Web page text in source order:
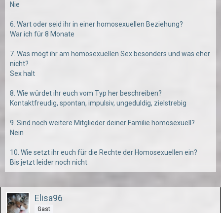
Nie
6. Wart oder seid ihr in einer homosexuellen Beziehung?
War ich für 8 Monate
7. Was mögt ihr am homosexuellen Sex besonders und was eher
nicht?
Sex halt
8. Wie würdet ihr euch vom Typ her beschreiben?
Kontaktfreudig, spontan, impulsiv, ungeduldig, zielstrebig
9. Sind noch weitere Mitglieder deiner Familie homosexuell?
Nein
10. Wie setzt ihr euch für die Rechte der Homosexuellen ein?
Bis jetzt leider noch nicht
Elisa96
Gast